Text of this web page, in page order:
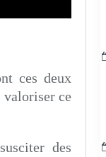
ces deux
valoriser ce
des